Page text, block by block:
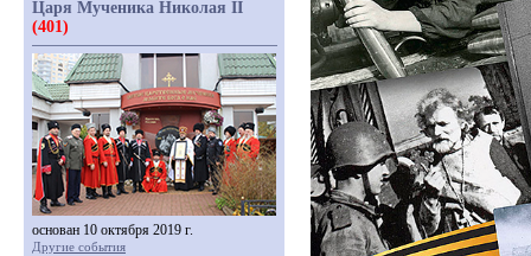
Царя Мученика Николая II
(401)
основан 10 октября 2019 г.
Другие события